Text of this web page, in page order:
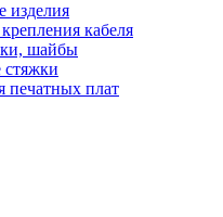
изделия
кабеля
шайбы
стяжки
печатных плат